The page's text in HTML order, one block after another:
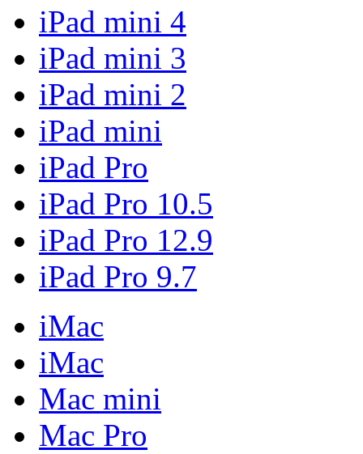
iPad mini 4
iPad mini 3
iPad mini 2
iPad mini
iPad Pro
iPad Pro 10.5
iPad Pro 12.9
iPad Pro 9.7
iMac
iMac
Mac mini
Mac Pro